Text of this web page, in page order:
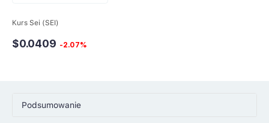
Kurs Sei (SEI)
$0.0409 -2.07%
Podsumowanie